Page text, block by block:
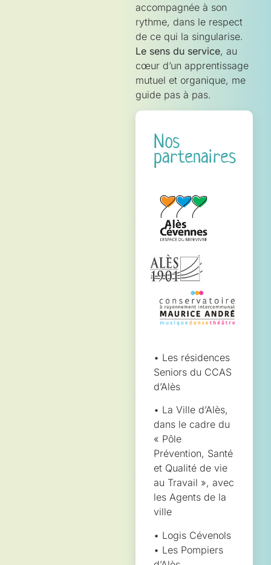
accompagnée à son
rythme, dans le respect
de ce qui la singularise.
Le sens du service, au
cœur d’un apprentissage
mutuel et organique, me
guide pas à pas.
Nos
partenaires
• Les résidences
Seniors du CCAS
d’Alès
• La Ville d’Alès,
dans le cadre du
« Pôle
Prévention, Santé
et Qualité de vie
au Travail », avec
les Agents de la
ville
• Logis Cévenols
• Les Pompiers